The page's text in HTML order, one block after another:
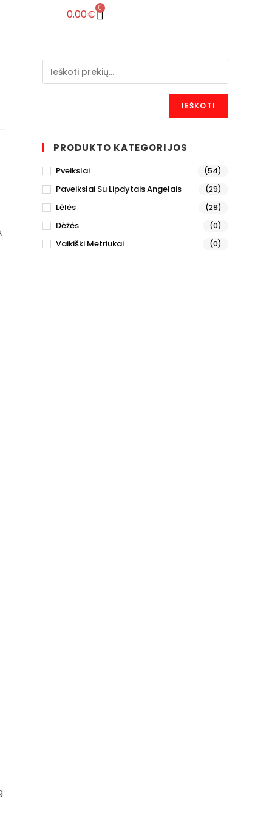
0.00€ 0
IEŠKOTI
PRODUKTO KATEGORIJOS
Pveikslai (54)
Paveikslai Su Lipdytais Angelais (29)
Lėlės (29)
Dėžės (0)
Vaikiški Metriukai (0)